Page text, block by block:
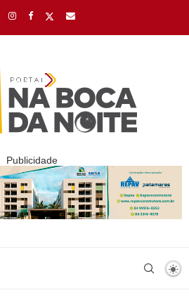
Publicidade